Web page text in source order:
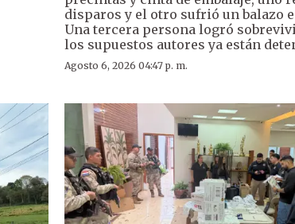
disparos y el otro sufrió un balazo
Una tercera persona logró
los supuestos autores ya están
Agosto 6, 2026 04:47 p. m.